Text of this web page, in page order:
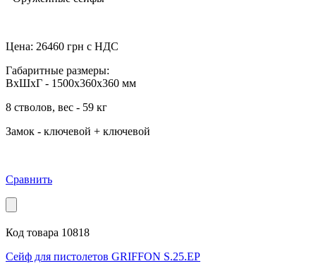
Цена: 26460 грн с НДС
Габаритные размеры:
ВхШхГ - 1500x360x360 мм
8 стволов, вес - 59 кг
Замок - ключевой + ключевой
Сравнить
Код товара 10818
Сейф для пистолетов GRIFFON S.25.EP